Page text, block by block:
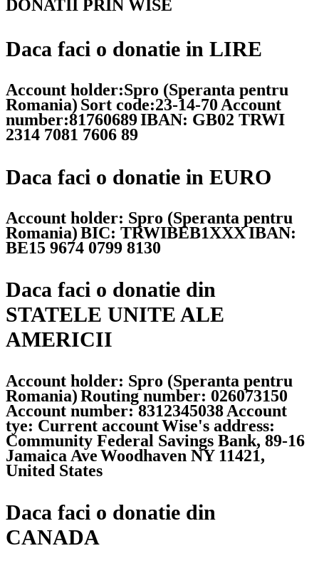
DONATII PRIN WISE
Daca faci o donatie in LIRE
Account holder:Spro (Speranta pentru
Romania) Sort code:23-14-70 Account
number:81760689IBAN: GB02 TRWI
2314 7081 7606 89
Daca faci o donatie in EURO
Account holder: Spro (Speranta pentru
Romania)BIC: TRWIBEB1XXXIBAN:
BE15 9674 0799 8130
Daca faci o donatie din
STATELE UNITE ALE
AMERICII
Account holder: Spro (Speranta pentru
Romania)Routing number: 026073150
Account number: 8312345038Account
tye: Current accountWise's address:
Community Federal Savings Bank, 89-16
Jamaica AveWoodhaven NY 11421,
United States
Daca faci o donatie din
CANADA